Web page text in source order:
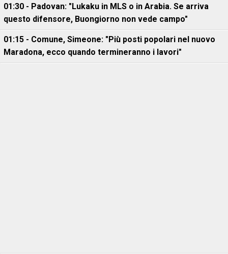
01:30 - Padovan: "Lukaku in MLS o in Arabia. Se arriva
questo difensore, Buongiorno non vede campo"
01:15 - Comune, Simeone: "Più posti popolari nel nuovo
Maradona, ecco quando termineranno i lavori"